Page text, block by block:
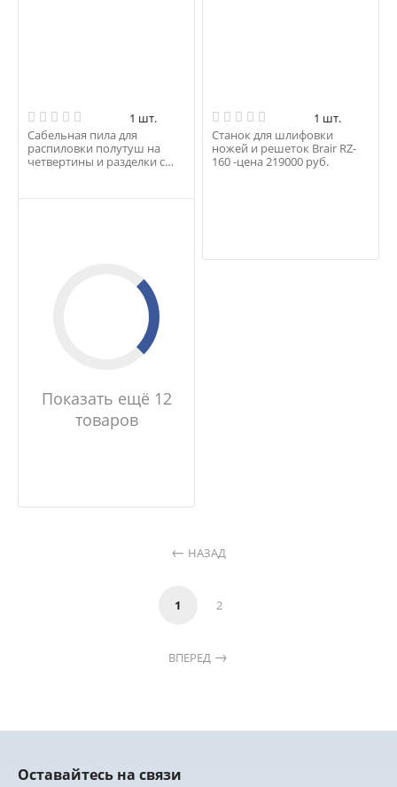
1 шт.
Сабельная пила для
распиловки полутуш на
четвертины и разделки с
1 шт.
Станок для шлифовки
ножей и решеток Brair RZ-
160 -цена 219000 руб.
Показать ещё 12
товаров
НАЗАД
1 2
ВПЕРЕД
Оставайтесь на связи